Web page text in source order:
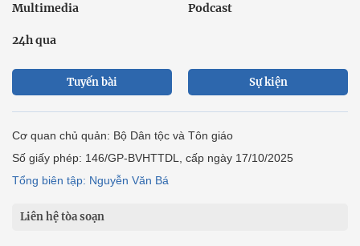
Multimedia Podcast
24h qua
Tuyến bài Sự kiện
Cơ quan chủ quản: Bộ Dân tộc và Tôn giáo
Số giấy phép: 146/GP-BVHTTDL, cấp ngày 17/10/2025
Tổng biên tập: Nguyễn Văn Bá
Liên hệ tòa soạn